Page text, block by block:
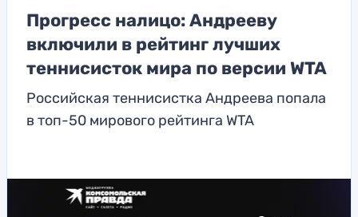
Прогресс налицо: Андрееву
включили в рейтинг лучших
теннисисток мира по версии WTA
Российская теннисистка Андреева попала
в топ-50 мирового рейтинга WTA